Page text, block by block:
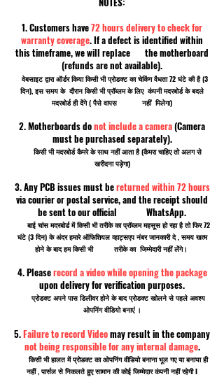
1. Customers have72 hours delivery to check for
warranty coverage. If a defect is identified within
this timeframe, we will replace the motherboard
(refunds are not available).
वेबसाइट द्वारा ऑर्डर किया किसी भी प्रोडक्ट का चेकिंग वैधता 72 घंटे की है (3
दिन), इस समय के दौरान किसी भी प्रॉब्लम के लिए कंपनी मदरबोर्ड के बदले
मदरबोर्ड ही देंगे ( पैसे वापस नहीं मिलेगा)
2. Motherboards donot include a camera(Camera
must be purchased separately).
किसी भी मदरबोर्ड कैमरे के साथ नहीं आता है (कैमरा चाहिए तो अलग से
खरीदना पड़ेगा)
3. Any PCB issues must bereturned within 72 hours
via courier or postal service, and the receipt should
be sent to our official WhatsApp.
बाई चांस मदरबोर्ड में किसी भी तरीके का प्रॉब्लम महसूस हो रहा है तो फिर 72
घंटे (3 दिन) के अंदर हमारे ऑफिशियल व्हाट्सएप नंबर जानकारी दे , समय खत्म
होने के बाद हम किसी भी तरीके का जिम्मेदारी नहीं लेंगे।
4. Pleaserecord a video while opening the package
upon delivery for verification purposes.
प्रोडक्ट अपने पास डिलीवर होने के बाद प्रोडक्ट खोलने से पहले अवश्य
ओपनिंग वीडियो बनाएं ।
5.Failure to record Videomay result in the company
not being responsible for any internal damage.
किसी भी हालत में प्रोडक्ट का ओपनिंग वीडियो बनाना भूल गए या बनाया ही
नहीं , पार्सल से निकलते हुए सामान की कोई जिम्मेदार कंपनी नहीं रहेगी I